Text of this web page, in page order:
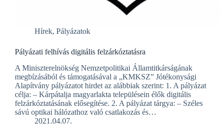
Hírek, Pályázatok
Pályázati felhívás digitális felzárkóztatásra
A Miniszterelnökség Nemzetpolitikai Államtitkárságának
megbízásából és támogatásával a „KMKSZ” Jótékonysági
Alapítvány pályázatot hirdet az alábbiak szerint: 1. A pályázat
célja: – Kárpátalja magyarlakta településein élők digitális
felzárkóztatásának elősegítése. 2. A pályázat tárgya: – Széles
sávú optikai hálózathoz való csatlakozás és…
2021.04.07.